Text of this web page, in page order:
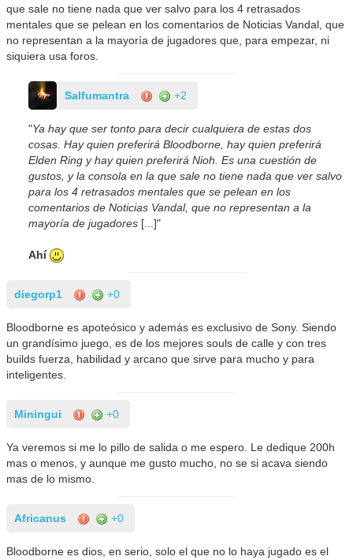
que sale no tiene nada que ver salvo para los 4 retrasados
mentales que se pelean en los comentarios de Noticias Vandal, que
no representan a la mayoría de jugadores que, para empezar, ni
siquiera usa foros.
Salfumantra +2
"Ya hay que ser tonto para decir cualquiera de estas dos
cosas. Hay quien preferirá Bloodborne, hay quien preferirá
Elden Ring y hay quien preferirá Nioh. Es una cuestión de
gustos, y la consola en la que sale no tiene nada que ver salvo
para los 4 retrasados mentales que se pelean en los
comentarios de Noticias Vandal, que no representan a la
mayoría de jugadores [...]"
Ahí
diegorp1 +0
Bloodborne es apoteósico y además es exclusivo de Sony. Siendo
un grandísimo juego, es de los mejores souls de calle y con tres
builds fuerza, habilidad y arcano que sirve para mucho y para
inteligentes.
Miningui +0
Ya veremos si me lo pillo de salida o me espero. Le dedique 200h
mas o menos, y aunque me gusto mucho, no se si acava siendo
mas de lo mismo.
Africanus +0
Bloodborne es dios, en serio, solo el que no lo haya jugado es el